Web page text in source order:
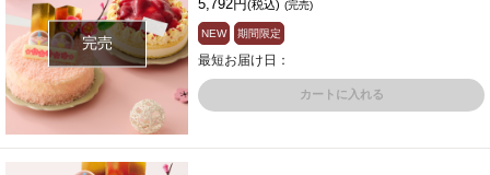
完売
5,792円(税込) (完売)
NEW 期間限定
最短お届け日：
カートに入れる